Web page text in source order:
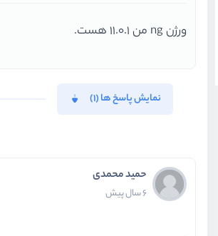
ورژن ng من 11.0.1 هست.
نمایش پاسخ ها (1)
حمید محمدی
6 سال پیش